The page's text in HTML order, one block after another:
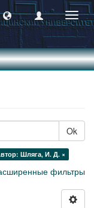
Ok
Шляга, И. Д. ×
фильтры